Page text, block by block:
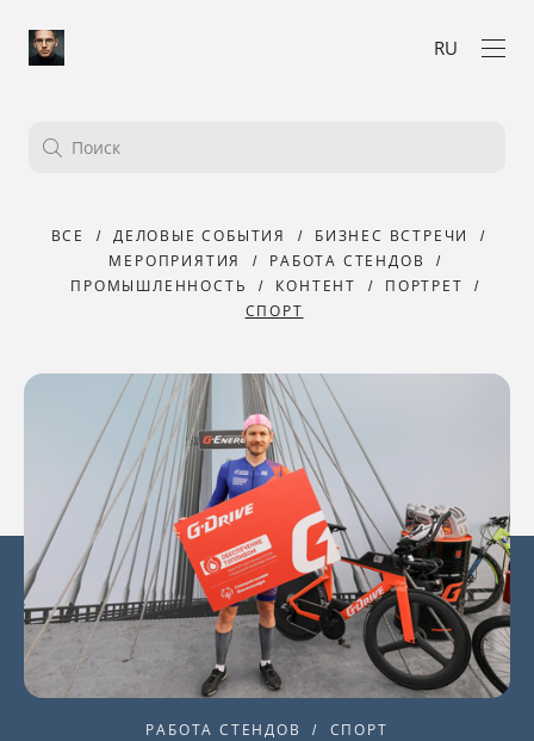
RU
ВСЕ ДЕЛОВЫЕ СОБЫТИЯ
БИЗНЕС ВСТРЕЧИ
МЕРОПРИЯТИЯ
РАБОТА СТЕНДОВ
ПРОМЫШЛЕННОСТЬ
КОНТЕНТ
ПОРТРЕТ
СПОРТ
РАБОТА СТЕНДОВ СПОРТ